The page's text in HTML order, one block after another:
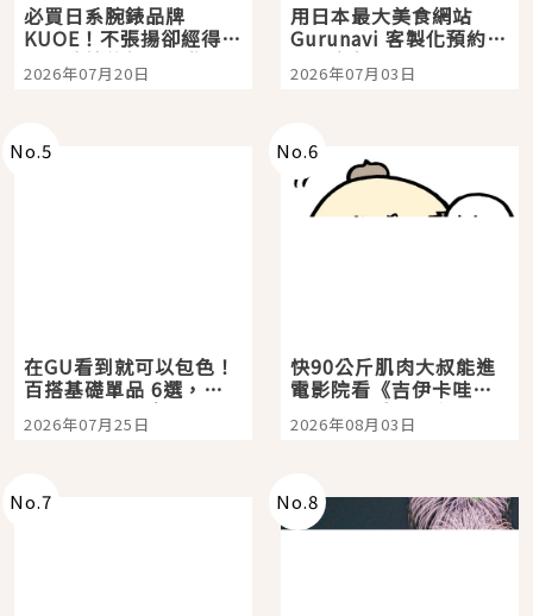
必買日系腕錶品牌
KUOE！不張揚卻經得起
時間洗鍊的經典之作五
選
2026年07月20日
用日本最大美食網站
Gurunavi 客製化預約九
大都市餐廳，打造專屬
美食體驗！
2026年07月03日
No.5
在GU看到就可以包色！
百搭基礎單品 6選，閉
眼全收也不心疼
2026年07月25日
No.6
快90公斤肌肉大叔能進
電影院看《吉伊卡哇》
嗎？日本重金屬樂團
「打首」會長與nagano
2026年08月03日
No.7 No.8